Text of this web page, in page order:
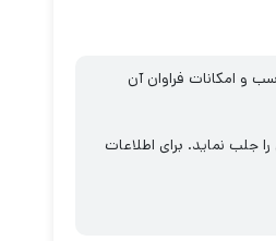
و امکانات فراوان آن
جلب نماید. برای اطلاعات